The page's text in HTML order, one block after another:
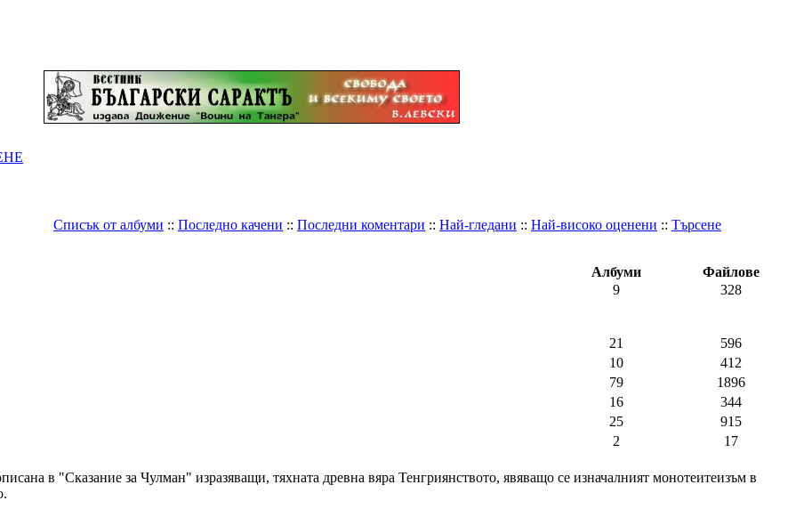
Списък от албуми :: Последно качени :: Последни коментари :: Най-гледани :: Най-високо оценени :: Търсене
Албуми
Файлове
9
328
21
596
10
412
79
1896
16
344
25
915
2
17
в "Сказание за Чулман" изразяващи, тяхната древна вяра Тенгриянството, явяващо се изначалният монотеитеизъм в